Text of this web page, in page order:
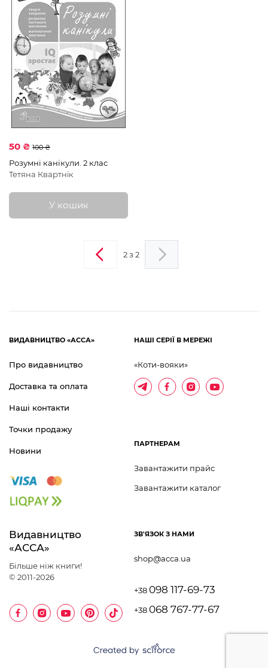
50 ₴ 100 ₴
Розумні канікули. 2 клас
Тетяна Квартнік
У кошик
2 з 2
Видавництво
«АССА»
Більше ніж книги!
© 2011-2026
ЗВ'ЯЗОК З НАМИ
shop@acca.ua
+38 098 117-69-73
+38 068 767-77-67
ВИДАВНИЦТВО «АССА»
Про видавництво
Доставка та оплата
Наші контакти
Точки продажу
Новини
НАШІ СЕРІЇ В МЕРЕЖІ
«Коти-вояки»
ПАРТНЕРАМ
Завантажити прайс
Завантажити каталог